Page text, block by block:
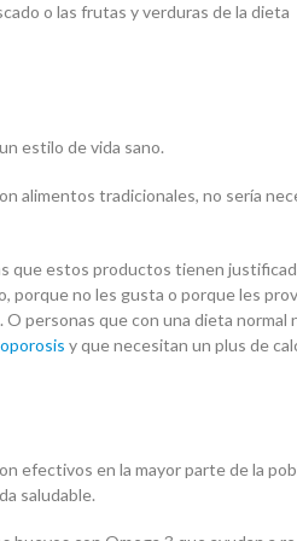
o las frutas y verduras de la dieta
estilo de vida sano.
alimentos tradicionales, no sería
que estos productos tienen
porque no les gusta o porque les
personas que con una dieta normal
y que necesitan un plus de
efectivos en la mayor parte de la
saludable.